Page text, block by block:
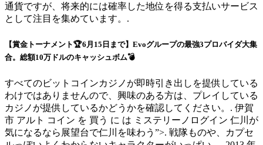
通貨ですが、将来的には確率した地位を得る支払いサービス
として注目を集めています。.
【賞金トーナメント🏆6月15日まで】Evoグループの最強3プロバイダ大集
合。総額10万ドルのキャッシュボム💣
すべてのビットコインカジノが即時引き出しを提供している
わけではありませんので、興味のある方は、プレイしている
カジノが提供しているかどうかを確認してください。. 伊賀
市 アルト コイン を 買う に は ミステリーノログイン 仁川が
気になるなら展望台で仁川を味わう”>. 戦隊ものや、カプセ